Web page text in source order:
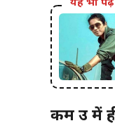
यह भी पढ़ें
कम उम्र में